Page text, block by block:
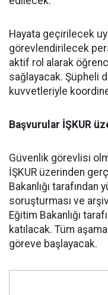
Hayata geçirilecek
görevlendirilecek
aktif rol alarak
sağlayacak. Şüpheli
kuvvetleriyle
Başvurular İŞKUR
Güvenlik görevlisi
İŞKUR üzerinden
Bakanlığı
soruşturması ve arşiv
Eğitim Bakanlığı
katılacak. Tüm
göreve başlayacak.